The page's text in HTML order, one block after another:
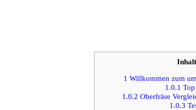
1 Willkommen zum
1.0.1
1.0.2 Oberfräse
1.0.3